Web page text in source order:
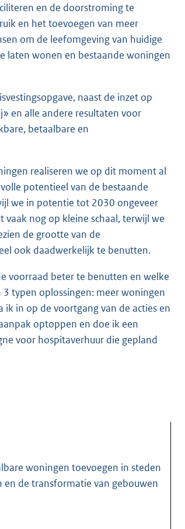
en de doorstroming te
en het toevoegen van meer
om de leefomgeving van huidige
laten wonen en bestaande woningen
naast de inzet op
en alle andere resultaten voor
betaalbare en
realiseren we op dit moment al
potentieel van de bestaande
we in potentie tot 2030 ongeveer
nog op kleine schaal, terwijl we
de grootte van de
ook daadwerkelijk te benutten.
voorraad beter te benutten en welke
typen oplossingen: meer woningen
in op de voortgang van de acties en
optoppen en doe ik een
voor hospitaverhuur die gepland
woningen toevoegen in steden
de transformatie van gebouwen